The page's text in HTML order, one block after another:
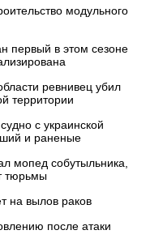
модульного
первый в этом сезоне
ревнивец убил
территории
с украинской
и раненые
мопед собутыльника,
тюрьмы
на вылов раков
после атаки